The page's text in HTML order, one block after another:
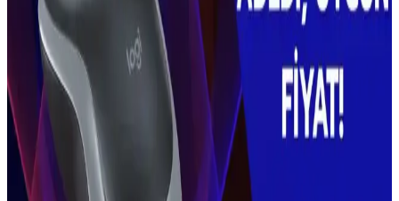
Kablolu setlere göre daha düzenli ve taşınabilir olan kablosuz klavye
ve mouse setleri, ergonomik tasarımları ve uzun pil ömrüyle
kullanıcıların ihtiyaçlarını karşılar. Bağlantı ve uyumluluk önemli
faktörlerdir.
Grundig VCP 7330 Şarjlı Kablosuz Süpürge: Hafif
ve Güçlü Temizlik Çözümü
Grundig VCP 7330 şarjlı süpürge, hafif tasarımı ve güçlü
performansıyla pratik temizlik sağlar. Uzun pil ömrü ve çeşitli
aksesuarlarıyla farklı yüzeylerde etkili kullanım sunar.